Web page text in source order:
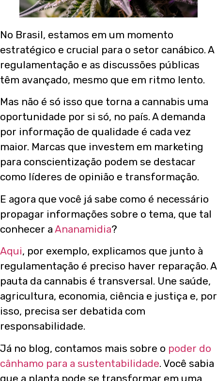
No Brasil, estamos em um momento
estratégico e crucial para o setor canábico. A
regulamentação e as discussões públicas
têm avançado, mesmo que em ritmo lento.
Mas não é só isso que torna a cannabis uma
oportunidade por si só, no país. A demanda
por informação de qualidade é cada vez
maior. Marcas que investem em marketing
para conscientização podem se destacar
como líderes de opinião e transformação.
E agora que você já sabe como é necessário
propagar informações sobre o tema, que tal
conhecer a Ananamidia?
Aqui, por exemplo, explicamos que junto à
regulamentação é preciso haver reparação. A
pauta da cannabis é transversal. Une saúde,
agricultura, economia, ciência e justiça e, por
isso, precisa ser debatida com
responsabilidade.
Já no blog, contamos mais sobre o poder do
cânhamo para a sustentabilidade. Você sabia
que a planta pode se transformar em uma